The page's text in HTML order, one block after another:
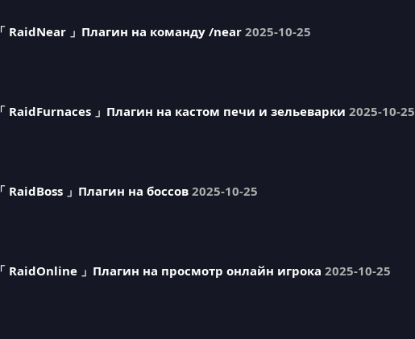
「 RaidNear 」Плагин на команду /near 2025-10-25
「 RaidFurnaces 」Плагин на кастом печи и зельеварки 2025-10-25
「 RaidBoss 」Плагин на боссов 2025-10-25
「 RaidOnline 」Плагин на просмотр онлайн игрока 2025-10-25